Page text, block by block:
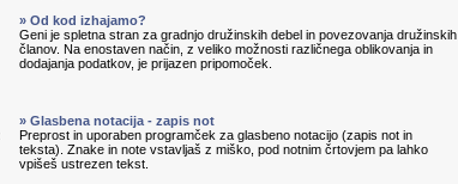
» Od kod izhajamo?
Geni je spletna stran za gradnjo družinskih debel in povezovanja družinskih
članov. Na enostaven način, z veliko možnosti različnega oblikovanja in
dodajanja podatkov, je prijazen pripomoček.
» Glasbena notacija - zapis not
Preprost in uporaben programček za glasbeno notacijo (zapis not in
teksta). Znake in note vstavljaš z miško, pod notnim črtovjem pa lahko
vpišeš ustrezen tekst.